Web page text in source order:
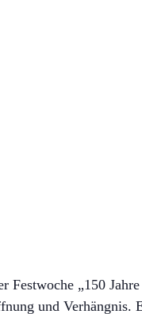
Festwoche „150
und Verhängnis.